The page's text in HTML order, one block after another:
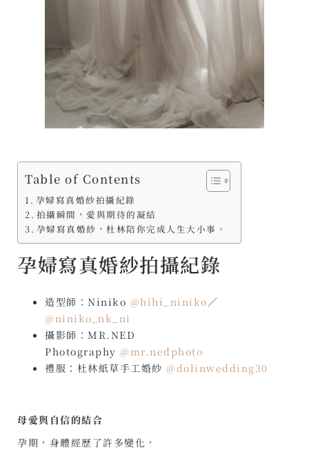
Table of Contents
孕婦寫真婚紗拍攝紀錄
拍攝瞬間，愛與期待的凝結
孕婦寫真婚紗，杜林陪你完成人生大小事。
孕婦寫真婚紗拍攝紀錄
造型師：Niniko @hihi_niniko ／
@niniko_nk_ni
攝影師：MR.NED
Photography @mr.nedphoto
禮服：杜林紙草手工婚紗 @dolinwedding30
母愛與自信的結合
孕期，身體經歷了許多變化，